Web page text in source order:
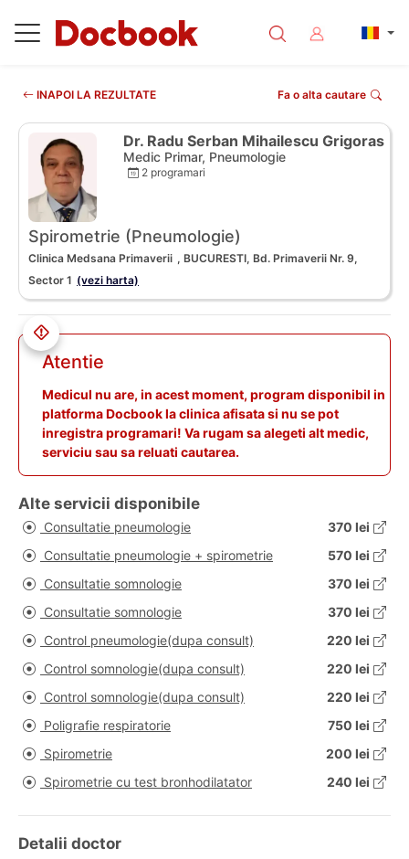
INAPOI LA REZULTATE Fa o alta cautare
Dr. Radu Serban Mihailescu Grigoras
Medic Primar, Pneumologie
2 programari
Spirometrie (Pneumologie)
Clinica Medsana Primaverii , BUCURESTI, Bd. Primaverii Nr. 9,
Sector 1 (vezi harta)
Atentie
Medicul nu are, in acest moment, program disponibil in
platforma Docbook la clinica afisata si nu se pot
inregistra programari! Va rugam sa alegeti alt medic,
serviciu sau sa reluati cautarea.
Alte servicii disponibile
Consultatie pneumologie
370 lei
Consultatie pneumologie + spirometrie
570 lei
Consultatie somnologie
370 lei
Consultatie somnologie
370 lei
Control pneumologie(dupa consult)
220 lei
Control somnologie(dupa consult)
220 lei
Control somnologie(dupa consult)
220 lei
Poligrafie respiratorie
750 lei
Spirometrie
200 lei
Spirometrie cu test bronhodilatator
240 lei
Detalii doctor